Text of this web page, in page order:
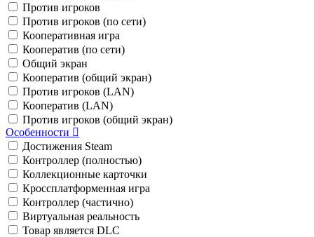
Против игроков
Против игроков (по сети)
Кооперативная игра
Кооператив (по сети)
Общий экран
Кооператив (общий экран)
Против игроков (LAN)
Кооператив (LAN)
Против игроков (общий экран)
Особенности
Достижения Steam
Контроллер (полностью)
Коллекционные карточки
Кроссплатформенная игра
Контроллер (частично)
Виртуальная реальность
Товар является DLC